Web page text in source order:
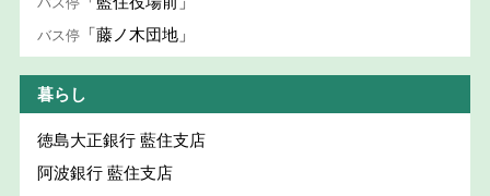
バス停 「藤ノ木団地」
暮らし
徳島大正銀行 藍住支店
阿波銀行 藍住支店